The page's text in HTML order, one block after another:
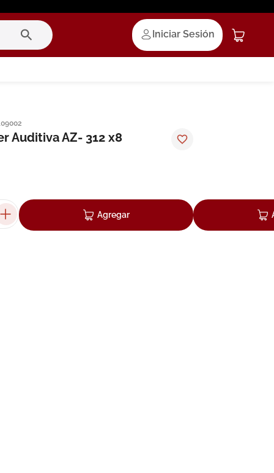
Iniciar Sesión
Auditiva AZ- 312 x8
Agregar